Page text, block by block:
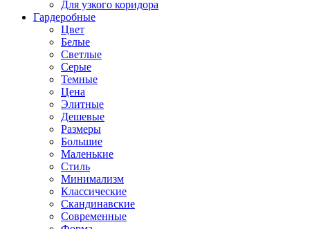
Для узкого коридора
Гардеробные
Цвет
Белые
Светлые
Серые
Темные
Цена
Элитные
Дешевые
Размеры
Большие
Маленькие
Стиль
Минимализм
Классические
Скандинавские
Современные